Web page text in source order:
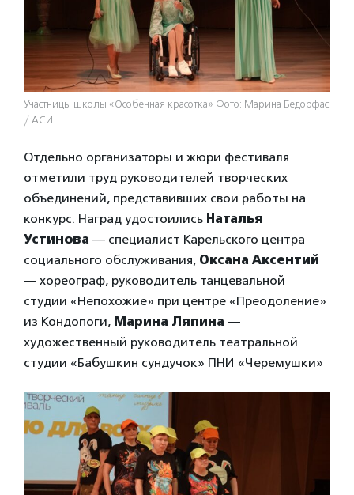
Участницы школы «Особенная красотка» Фото: Марина Бедорфас
/ АСИ
Отдельно организаторы и жюри фестиваля
отметили труд руководителей творческих
объединений, представивших свои работы на
конкурс. Наград удостоились Наталья
Устинова — специалист Карельского центра
социального обслуживания, Оксана Аксентий
— хореограф, руководитель танцевальной
студии «Непохожие» при центре «Преодоление»
из Кондопоги, Марина Ляпина —
художественный руководитель театральной
студии «Бабушкин сундучок» ПНИ «Черемушки»